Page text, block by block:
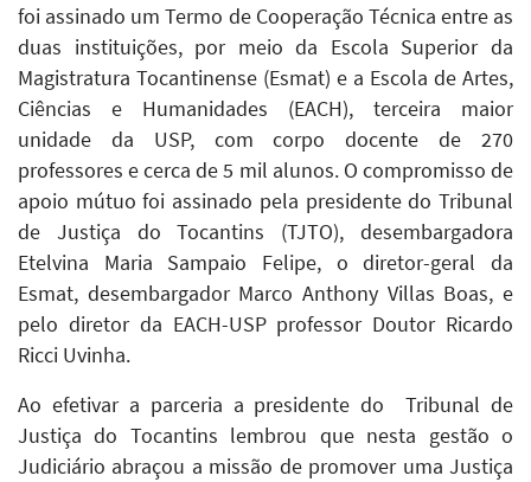
foi assinado um Termo de Cooperação Técnica entre as
duas instituições, por meio da Escola Superior da
Magistratura Tocantinense (Esmat) e a Escola de Artes,
Ciências e Humanidades (EACH), terceira maior
unidade da USP, com corpo docente de 270
professores e cerca de 5 mil alunos. O compromisso de
apoio mútuo foi assinado pela presidente do Tribunal
de Justiça do Tocantins (TJTO), desembargadora
Etelvina Maria Sampaio Felipe, o diretor-geral da
Esmat, desembargador Marco Anthony Villas Boas, e
pelo diretor da EACH-USP professor Doutor Ricardo
Ricci Uvinha.
Ao efetivar a parceria a presidente do Tribunal de
Justiça do Tocantins lembrou que nesta gestão o
Judiciário abraçou a missão de promover uma Justiça